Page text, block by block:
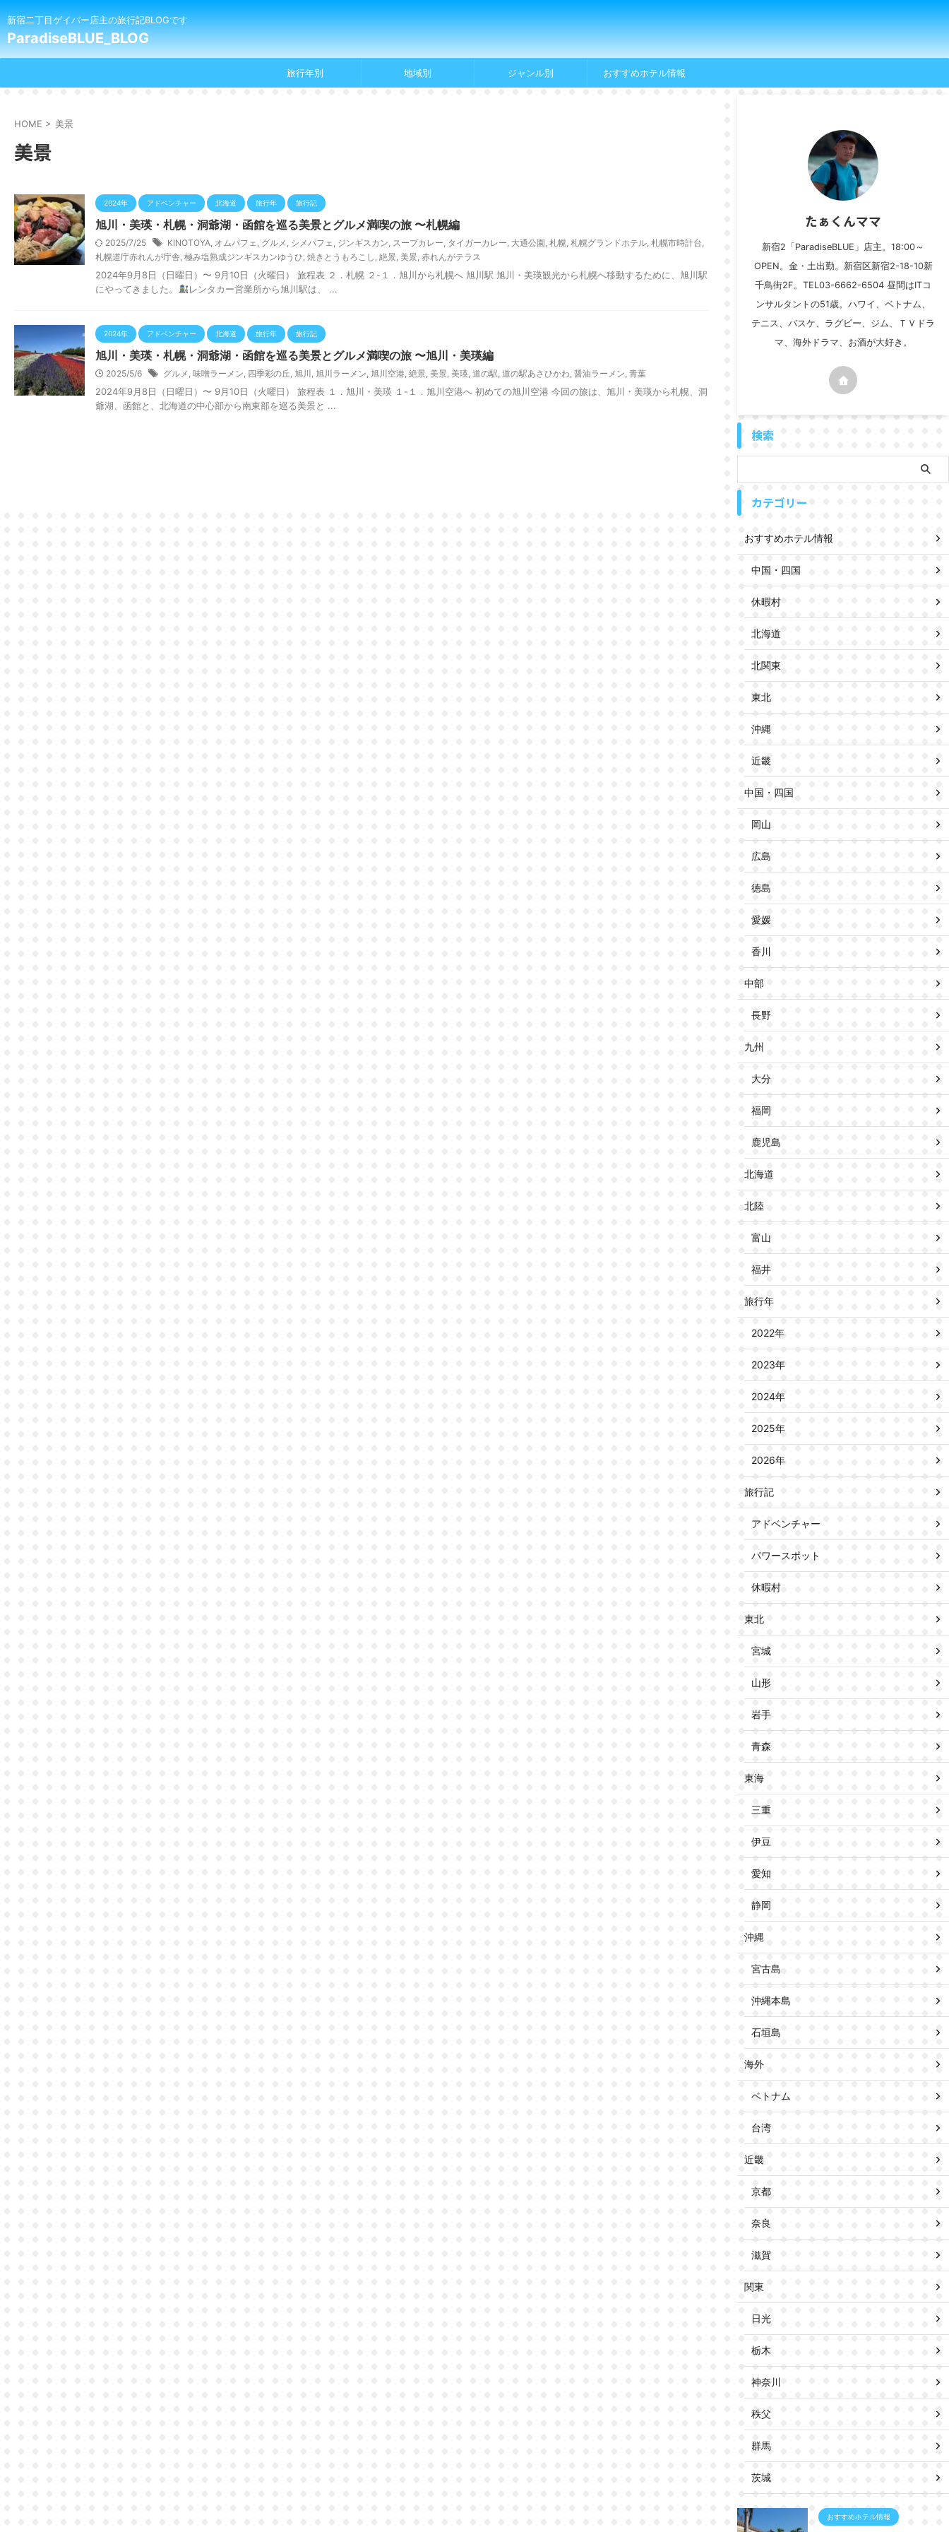
新宿二丁目ゲイバー店主の旅行記BLOGです
ParadiseBLUE_BLOG
旅行年別 地域別 ジャンル別 おすすめホテル情報
HOME > 美景
美景
2024年 アドベンチャー 北海道 旅行年 旅行記
旭川・美瑛・札幌・洞爺湖・函館を巡る美景とグルメ満喫の旅 〜札幌編
2025/7/25 KINOTOYA, オムパフェ, グルメ , シメパフェ, ジンギスカン, スープカレー, タイガーカレー, 大通公園, 札幌, 札幌グランドホテル, 札幌市時計台,
札幌道庁赤れんが庁舎, 極み塩熟成ジンギスカンゆうひ, 焼きとうもろこし , 絶景, 美景, 赤れんがテラス
2024年9月8日（日曜日）〜 9月10日（火曜日） 旅程表 ２．札幌 ２-１．旭川から札幌へ 旭川駅 旭川・美瑛観光から札幌へ移動するために、旭川駅
にやってきました。
レンタカー営業所から旭川駅は、 ...
2024年 アドベンチャー 北海道 旅行年 旅行記
旭川・美瑛・札幌・洞爺湖・函館を巡る美景とグルメ満喫の旅 〜旭川・美瑛編
2025/5/6 グルメ , 味噌ラーメン, 四季彩の丘, 旭川 , 旭川ラーメン, 旭川空港, 絶景, 美景, 美瑛, 道の駅, 道の駅あさひかわ, 醤油ラーメン, 青葉
2024年9月8日（日曜日）〜 9月10日（火曜日） 旅程表 １．旭川・美瑛 １-１．旭川空港へ 初めての旭川空港 今回の旅は、旭川・美瑛から札幌、洞
爺湖、函館と、北海道の中心部から南東部を巡る美景と ...
たぁくんママ
新宿2「ParadiseBLUE」店主。18:00～
OPEN。金・土出勤。新宿区新宿2-18-10新
千鳥街2F。TEL03-6662-6504 昼間はITコ
ンサルタントの51歳。ハワイ、ベトナム、
テニス、バスケ、ラグビー、ジム、ＴＶドラ
マ、海外ドラマ、お酒が大好き。
検索
カテゴリー
おすすめホテル情報
中国・四国
休暇村
北海道
北関東
東北
沖縄
近畿
中国・四国
岡山
広島
徳島
愛媛
香川
中部
長野
九州
大分
福岡
鹿児島
北海道
北陸
富山
福井
旅行年
2022年
2023年
2024年
2025年
2026年
旅行記
アドベンチャー
パワースポット
休暇村
東北
宮城
山形
岩手
青森
東海
三重
伊豆
愛知
静岡
沖縄
宮古島
沖縄本島
石垣島
海外
ベトナム
台湾
近畿
京都
奈良
滋賀
関東
日光
栃木
神奈川
秩父
群馬
茨城
おすすめホテル情報